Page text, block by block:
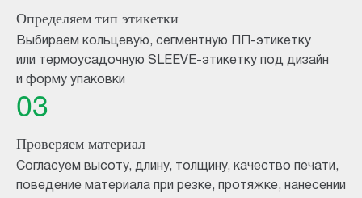
Определяем тип этикетки
Выбираем кольцевую, сегментную ПП-этикетку
или термоусадочную SLEEVE-этикетку под дизайн
и форму упаковки
03
Проверяем материал
Согласуем высоту, длину, толщину, качество печати,
поведение материала при резке, протяжке, нанесении